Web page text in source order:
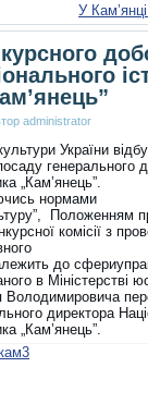
У
administrator
України
генерального
„Кам’янець”.
нормами
Положенням
комісії з
до
в Міністерстві
Володимировича
директора
„Кам’янець”.